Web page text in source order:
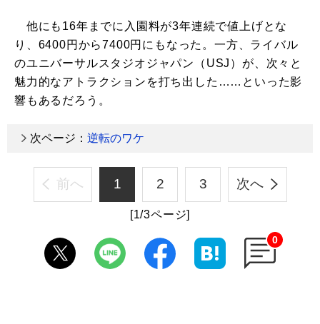
他にも16年までに入園料が3年連続で値上げとな
り、6400円から7400円にもなった。一方、ライバル
のユニバーサルスタジオジャパン（USJ）が、次々と
魅力的なアトラクションを打ち出した……といった影
響もあるだろう。
次ページ： 逆転のワケ
前へ 1 2 3 次へ
[1/3ページ]
0